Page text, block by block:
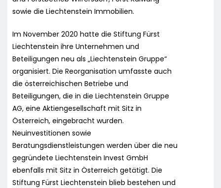
sowie die Liechtenstein Immobilien.
Im November 2020 hatte die Stiftung Fürst
Liechtenstein ihre Unternehmen und
Beteiligungen neu als „Liechtenstein Gruppe“
organisiert. Die Reorganisation umfasste auch
die österreichischen Betriebe und
Beteiligungen, die in die Liechtenstein Gruppe
AG, eine Aktiengesellschaft mit Sitz in
Österreich, eingebracht wurden.
Neuinvestitionen sowie
Beratungsdienstleistungen werden über die neu
gegründete Liechtenstein Invest GmbH
ebenfalls mit Sitz in Österreich getätigt. Die
Stiftung Fürst Liechtenstein blieb bestehen und